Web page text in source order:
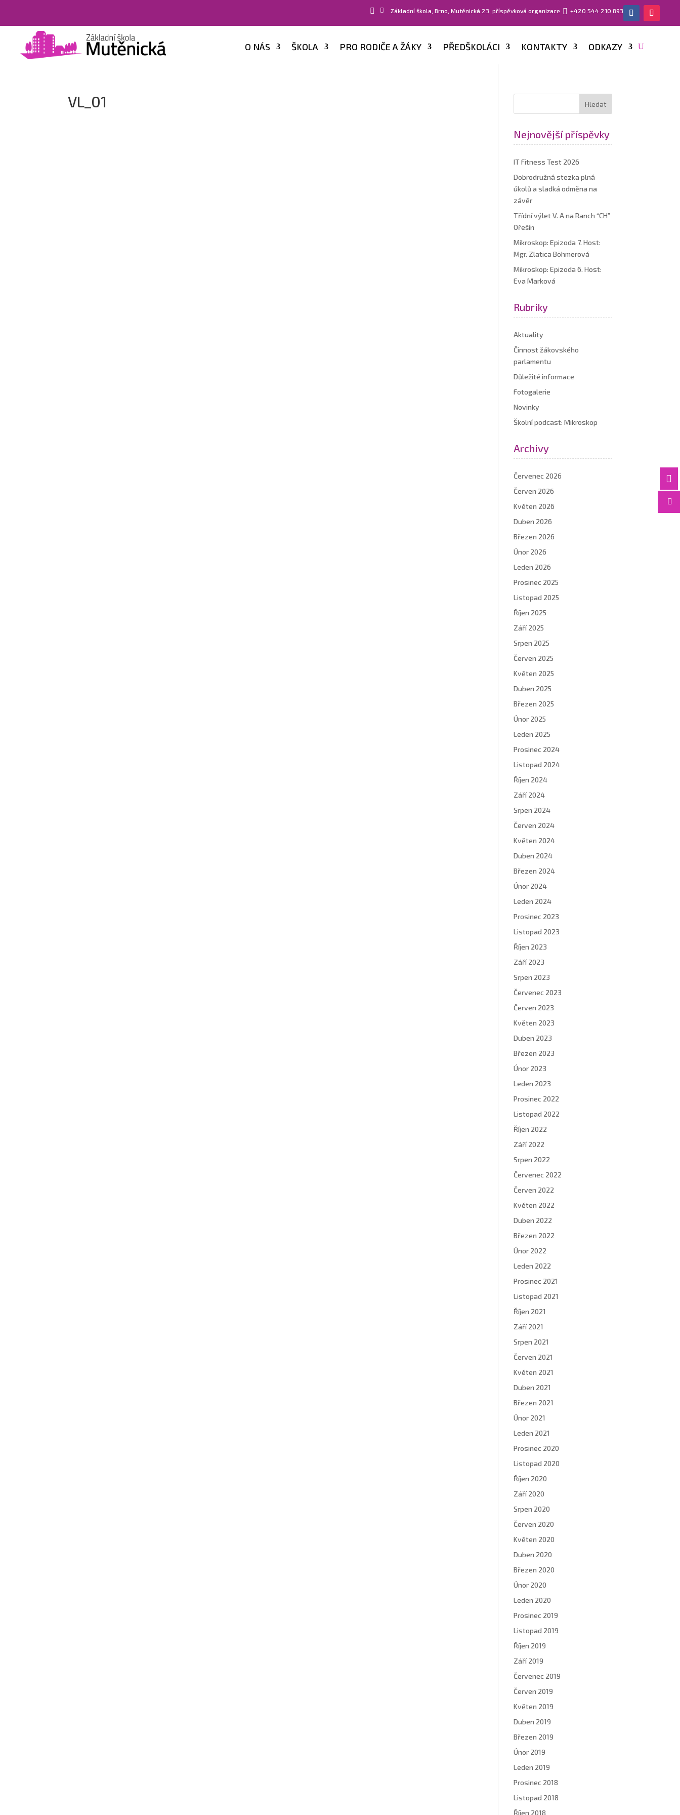
  Základní škola, Brno, Mutěnická 23, příspěvková organizace  +420 544 210 893
O NÁS ŠKOLA PRO RODIČE A ŽÁKY PŘEDŠKOLÁCI KONTAKTY ODKAZY


VL_01
Nejnovější příspěvky
IT Fitness Test 2026
Dobrodružná stezka plná
úkolů a sladká odměna na
závěr
Třídní výlet V. A na Ranch “CH”
Ořešín
Mikroskop: Epizoda 7. Host:
Mgr. Zlatica Böhmerová
Mikroskop: Epizoda 6. Host:
Eva Marková
Rubriky
Aktuality
Činnost žákovského
parlamentu
Důležité informace
Fotogalerie
Novinky
Školní podcast: Mikroskop
Archivy
Červenec 2026
Červen 2026
Květen 2026
Duben 2026
Březen 2026
Únor 2026
Leden 2026
Prosinec 2025
Listopad 2025
Říjen 2025
Září 2025
Srpen 2025
Červen 2025
Květen 2025
Duben 2025
Březen 2025
Únor 2025
Leden 2025
Prosinec 2024
Listopad 2024
Říjen 2024
Září 2024
Srpen 2024
Červen 2024
Květen 2024
Duben 2024
Březen 2024
Únor 2024
Leden 2024
Prosinec 2023
Listopad 2023
Říjen 2023
Září 2023
Srpen 2023
Červenec 2023
Červen 2023
Květen 2023
Duben 2023
Březen 2023
Únor 2023
Leden 2023
Prosinec 2022
Listopad 2022
Říjen 2022
Září 2022
Srpen 2022
Červenec 2022
Červen 2022
Květen 2022
Duben 2022
Březen 2022
Únor 2022
Leden 2022
Prosinec 2021
Listopad 2021
Říjen 2021
Září 2021
Srpen 2021
Červen 2021
Květen 2021
Duben 2021
Březen 2021
Únor 2021
Leden 2021
Prosinec 2020
Listopad 2020
Říjen 2020
Září 2020
Srpen 2020
Červen 2020
Květen 2020
Duben 2020
Březen 2020
Únor 2020
Leden 2020
Prosinec 2019
Listopad 2019
Říjen 2019
Září 2019
Červenec 2019
Červen 2019
Květen 2019
Duben 2019
Březen 2019
Únor 2019
Leden 2019
Prosinec 2018
Listopad 2018
Říjen 2018